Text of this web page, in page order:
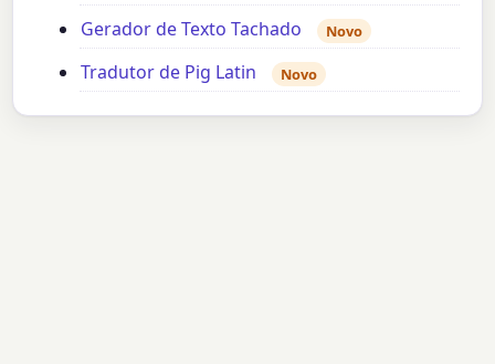
Gerador de Texto Tachado Novo
Tradutor de Pig Latin Novo